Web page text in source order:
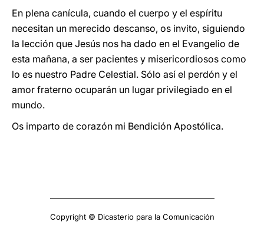
En plena canícula, cuando el cuerpo y el espíritu
necesitan un merecido descanso, os invito, siguiendo
la lección que Jesús nos ha dado en el Evangelio de
esta mañana, a ser pacientes y misericordiosos como
lo es nuestro Padre Celestial. Sólo así el perdón y el
amor fraterno ocuparán un lugar privilegiado en el
mundo.
Os imparto de corazón mi Bendición Apostólica.
Copyright © Dicasterio para la Comunicación